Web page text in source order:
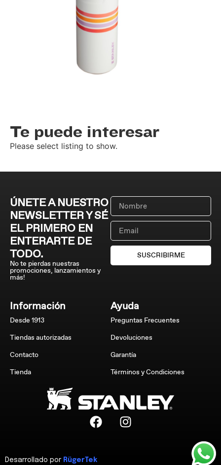
Te puede interesar
Please select listing to show.
ÚNETE A NUESTRO
NEWSLETTER Y SÉ
EL PRIMERO EN
ENTERARTE DE
TODO.
No te pierdas nuestras
promociones, lanzamientos y
más!
SUSCRIBIRME
Información
Desde 1913
Tiendas autorizadas
Contacto
Tienda
Ayuda
Preguntas Frecuentes
Devoluciones
Garantía
Términos y Condiciones
Desarrollado por RügerTek